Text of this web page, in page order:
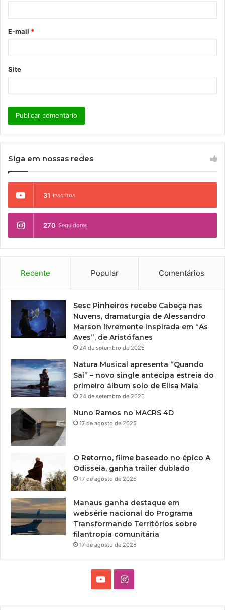
*
E-mail *
Site
Siga em nossas redes
31 Inscritos
270 Seguidores
Recente Popular Comentários
Sesc Pinheiros recebe Cabeça nas
Nuvens, dramaturgia de Alessandro
Marson livremente inspirada em “As
Aves”, de Aristófanes
24 de setembro de 2025
Natura Musical apresenta “Quando
Sai” – novo single antecipa estreia do
primeiro álbum solo de Elisa Maia
24 de setembro de 2025
Nuno Ramos no MACRS 4D
17 de agosto de 2025
O Retorno, filme baseado no épico A
Odisseia, ganha trailer dublado
17 de agosto de 2025
Manaus ganha destaque em
websérie nacional do Programa
Transformando Territórios sobre
filantropia comunitária
17 de agosto de 2025
I